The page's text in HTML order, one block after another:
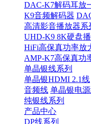
DAC-K7解码耳放
K9音频解码器
高清影音播放器系
UHD-K9 8K硬盘
HiFi高保真功率放
AMP-K7高保真功
单晶银线系列
单晶银HDMI 2.1线
音频线 单晶银电
纯银线系列
产品中心
DP线系列